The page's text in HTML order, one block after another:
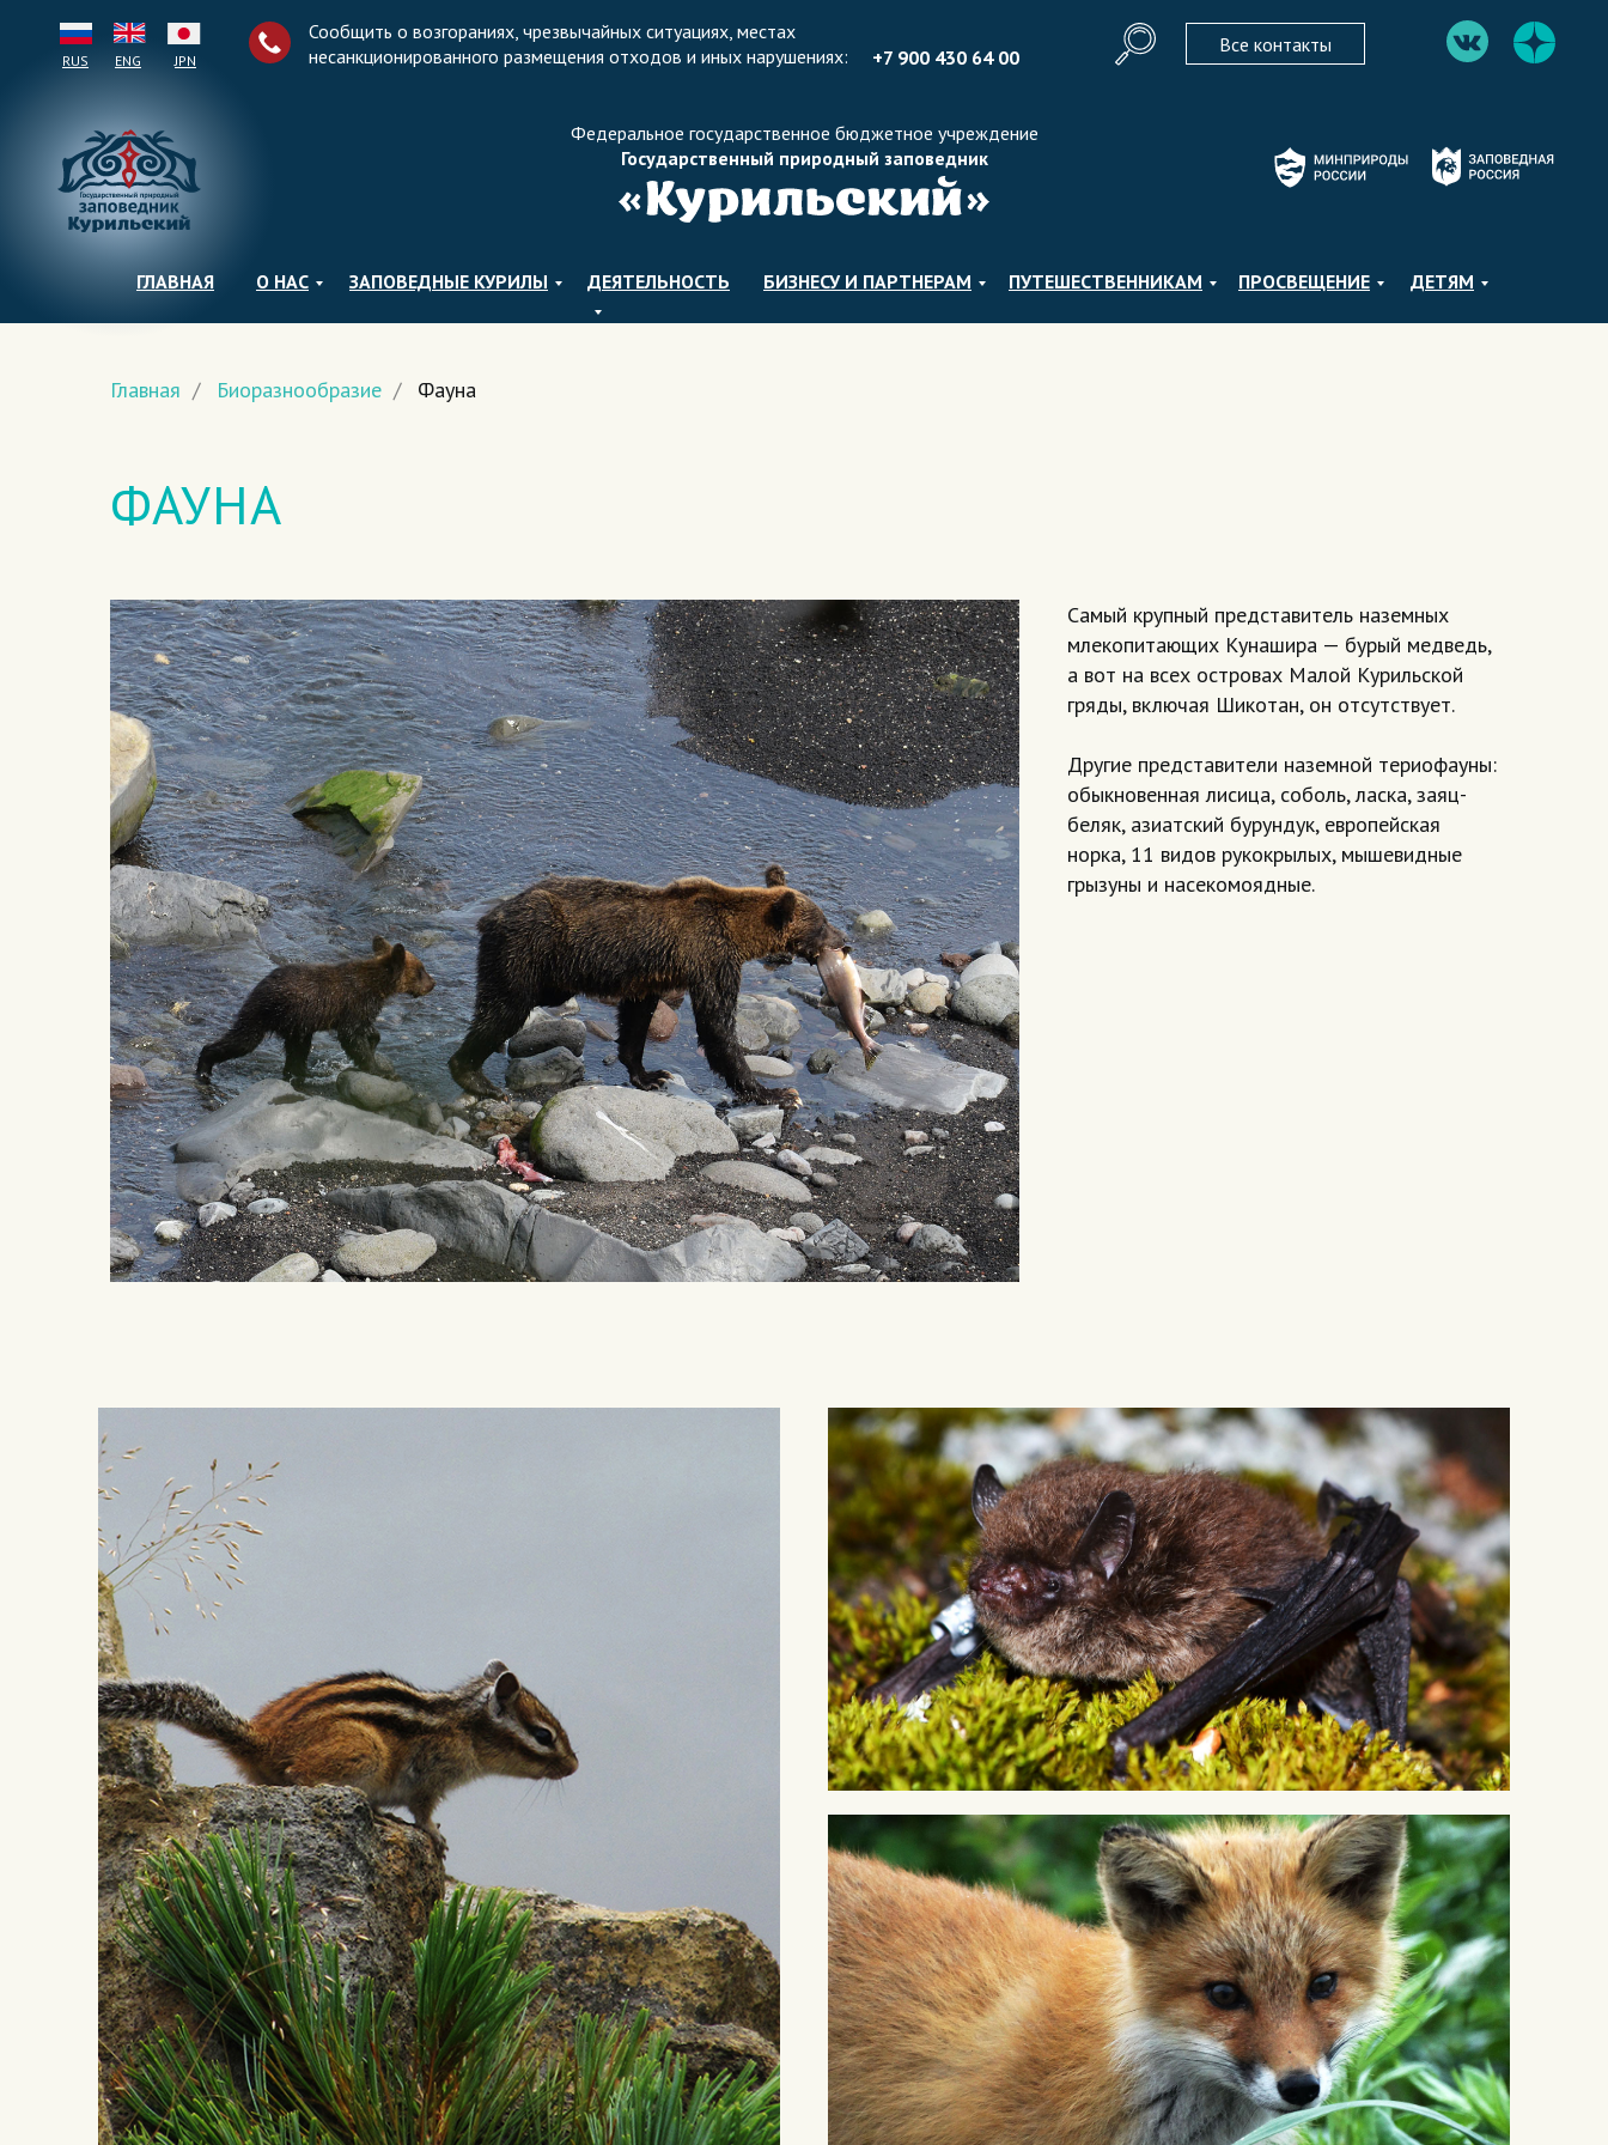
Федеральное государственное бюджетное учреждение
RUS ENG JPN
ГЛАВНАЯ О НАС ЗАПОВЕДНЫЕ КУРИЛЫ ДЕЯТЕЛЬНОСТЬ БИЗНЕСУ И ПАРТНЕРАМ ПУТЕШЕСТВЕННИКАМ ПРОСВЕЩЕНИЕ ДЕТЯМ
Сообщить о возгораниях, чрезвычайных ситуациях, местах
несанкционированного размещения отходов и иных нарушениях:
Все контакты
Государственный природный заповедник
+7 900 430 64 00
Главная / Биоразнообразие / Фауна
ФАУНА
Самый крупный представитель наземных
млекопитающих Кунашира — бурый медведь,
а вот на всех островах Малой Курильской
гряды, включая Шикотан, он отсутствует.
Другие представители наземной териофауны:
обыкновенная лисица, соболь, ласка, заяц-
беляк, азиатский бурундук, европейская
норка, 11 видов рукокрылых, мышевидные
грызуны и насекомоядные.